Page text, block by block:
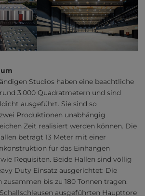
Studios haben eine beachtliche
3.000 Quadratmetern und sind
ausgeführt. Sie sind so
Produktionen unabhängig
Zeit realisiert werden können. Die
beträgt 13 Meter mit einer
für das Einhängen
Requisiten. Beide Hallen sind völlig
Duty Einsatz ausgerichtet: Die
bis zu 180 Tonnen tragen.
ausgeführten Haupttore